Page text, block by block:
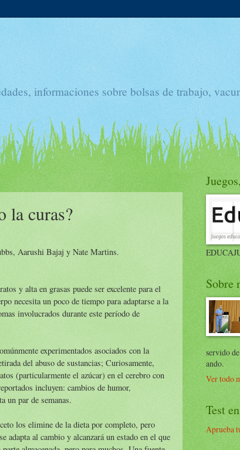
informaciones sobre bolsas de trabajo,
la curas?
Aarushi Bajaj y Nate Martins.
y alta en grasas puede ser excelente para el
necesita un poco de tiempo para adaptarse a la
involucrados durante este período de
experimentados asociados con la
del abuso de sustancias; Curiosamente,
(particularmente el azúcar) en el cerebro con
incluyen: cambios de humor,
un par de semanas.
los elimine de la dieta por completo, pero
adapta al cambio y alcanzará un estado en el que
Sobre
servido
ando.
Ver todo
Test
Aprueba